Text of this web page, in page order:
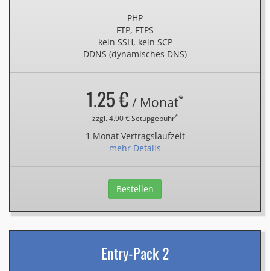
PHP
FTP, FTPS
kein SSH, kein SCP
DDNS (dynamisches DNS)
1.25 € / Monat*
zzgl. 4.90 € Setupgebühr*
1 Monat Vertragslaufzeit
mehr Details
Bestellen
Entry-Pack 2